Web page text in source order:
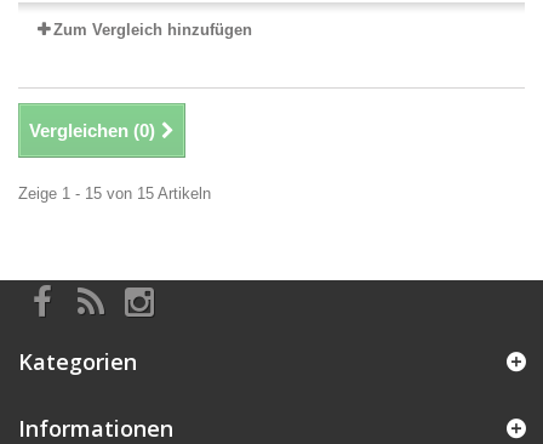
Zum Vergleich hinzufügen
Vergleichen (0)
Zeige 1 - 15 von 15 Artikeln
Kategorien
Informationen